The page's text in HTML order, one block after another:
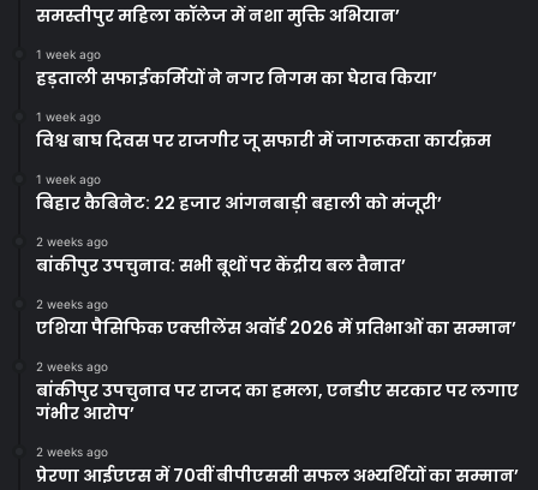
समस्तीपुर महिला कॉलेज में नशा मुक्ति अभियान’
1 week ago
हड़ताली सफाईकर्मियों ने नगर निगम का घेराव किया’
1 week ago
विश्व बाघ दिवस पर राजगीर जू सफारी में जागरूकता कार्यक्रम
1 week ago
बिहार कैबिनेट: 22 हजार आंगनबाड़ी बहाली को मंजूरी’
2 weeks ago
बांकीपुर उपचुनाव: सभी बूथों पर केंद्रीय बल तैनात’
2 weeks ago
एशिया पैसिफिक एक्सीलेंस अवॉर्ड 2026 में प्रतिभाओं का सम्मान’
2 weeks ago
बांकीपुर उपचुनाव पर राजद का हमला, एनडीए सरकार पर लगाए
गंभीर आरोप’
2 weeks ago
प्रेरणा आईएएस में 70वीं बीपीएससी सफल अभ्यर्थियों का सम्मान’